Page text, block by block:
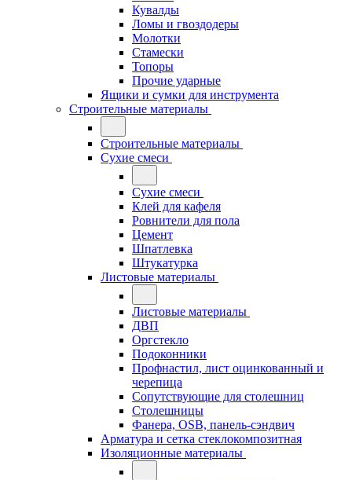
Кувалды
Ломы и гвоздодеры
Молотки
Стамески
Топоры
Прочие ударные
Ящики и сумки для инструмента
Строительные материалы
Строительные материалы
Сухие смеси
Сухие смеси
Клей для кафеля
Ровнители для пола
Цемент
Шпатлевка
Штукатурка
Листовые материалы
Листовые материалы
ДВП
Оргстекло
Подоконники
Профнастил, лист оцинкованный и
черепица
Сопутствующие для столешниц
Столешницы
Фанера, OSB, панель-сэндвич
Арматура и сетка стеклокомпозитная
Изоляционные материалы